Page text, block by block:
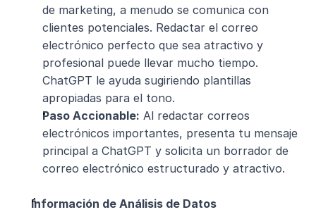
de marketing, a menudo se comunica con
clientes potenciales. Redactar el correo
electrónico perfecto que sea atractivo y
profesional puede llevar mucho tiempo.
ChatGPT le ayuda sugiriendo plantillas
apropiadas para el tono.
Paso Accionable: Al redactar correos
electrónicos importantes, presenta tu mensaje
principal a ChatGPT y solicita un borrador de
correo electrónico estructurado y atractivo.
Información de Análisis de Datos